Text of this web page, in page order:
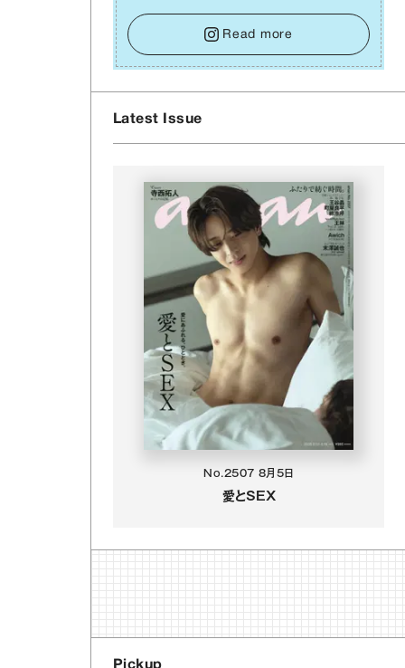
をキープして。そして夜は、疲れや寂しさから⽢
い⾔葉に流されないよう、⼼にしっかりブレーキ
をかけること。この意識の切り替えが、あなたに
確かな安⼼感をもたらすはずです。
Read more
Latest Issue
No.2507 8月5日
愛とSEX